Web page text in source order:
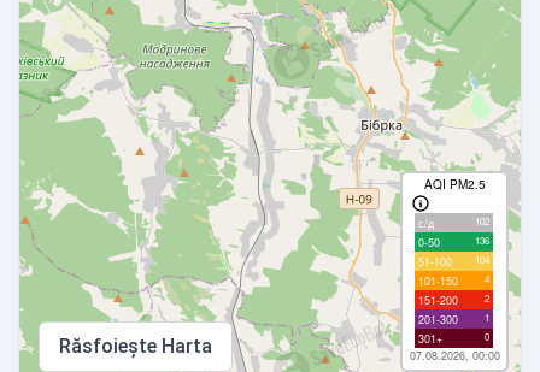
AQI PM2.5
с/д 102
0-50 136
51-100 104
101-150 4
151-200 2
201-300 1
301+ 0
07.08.2026, 00:00
Răsfoiește Harta